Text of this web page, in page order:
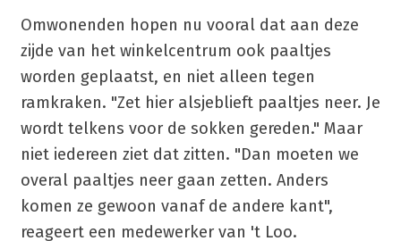
Omwonenden hopen nu vooral dat aan deze
zijde van het winkelcentrum ook paaltjes
worden geplaatst, en niet alleen tegen
ramkraken. "Zet hier alsjeblieft paaltjes neer. Je
wordt telkens voor de sokken gereden." Maar
niet iedereen ziet dat zitten. "Dan moeten we
overal paaltjes neer gaan zetten. Anders
komen ze gewoon vanaf de andere kant",
reageert een medewerker van 't Loo.